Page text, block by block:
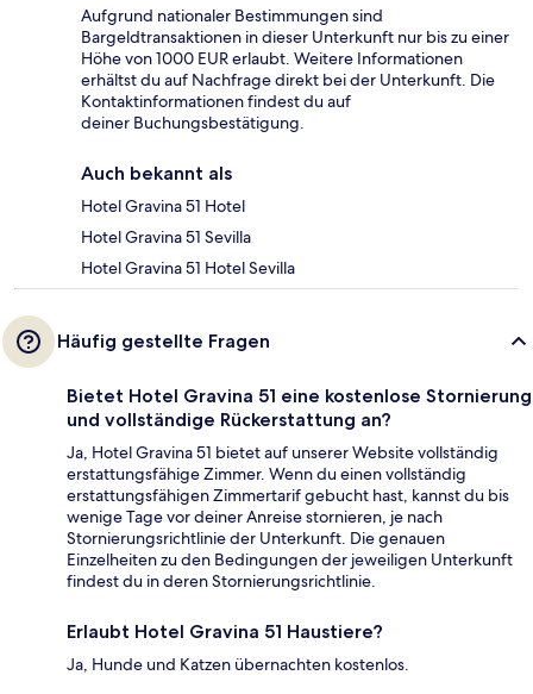
Aufgrund nationaler Bestimmungen sind
Bargeldtransaktionen in dieser Unterkunft nur bis zu einer
Höhe von 1000 EUR erlaubt. Weitere Informationen
erhältst du auf Nachfrage direkt bei der Unterkunft. Die
Kontaktinformationen findest du auf
deiner Buchungsbestätigung.
Auch bekannt als
Hotel Gravina 51 Hotel
Hotel Gravina 51 Sevilla
Hotel Gravina 51 Hotel Sevilla
Häufig gestellte Fragen
Bietet Hotel Gravina 51 eine kostenlose Stornierung
und vollständige Rückerstattung an?
Ja, Hotel Gravina 51 bietet auf unserer Website vollständig
erstattungsfähige Zimmer. Wenn du einen vollständig
erstattungsfähigen Zimmertarif gebucht hast, kannst du bis
wenige Tage vor deiner Anreise stornieren, je nach
Stornierungsrichtlinie der Unterkunft. Die genauen
Einzelheiten zu den Bedingungen der jeweiligen Unterkunft
findest du in deren Stornierungsrichtlinie.
Erlaubt Hotel Gravina 51 Haustiere?
Ja, Hunde und Katzen übernachten kostenlos.